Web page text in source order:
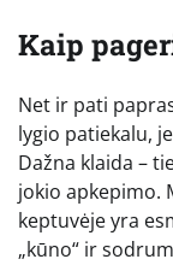
Kaip
Net ir pati
lygio patiekalu,
Dažna klaida –
jokio apkepimo.
keptuvėje yra
„kūno“ ir